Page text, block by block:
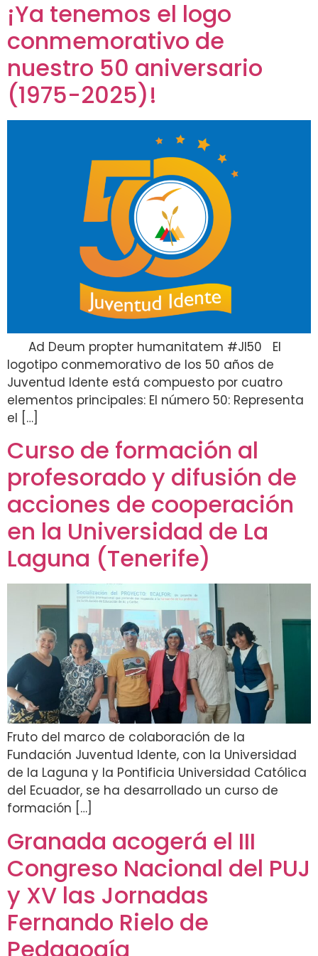
¡Ya tenemos el logo
conmemorativo de
nuestro 50 aniversario
(1975-2025)!
Ad Deum propter humanitatem #JI50 El
logotipo conmemorativo de los 50 años de
Juventud Idente está compuesto por cuatro
elementos principales: El número 50: Representa
el […]
Curso de formación al
profesorado y difusión de
acciones de cooperación
en la Universidad de La
Laguna (Tenerife)
Fruto del marco de colaboración de la
Fundación Juventud Idente, con la Universidad
de la Laguna y la Pontificia Universidad Católica
del Ecuador, se ha desarrollado un curso de
formación […]
Granada acogerá el III
Congreso Nacional del PUJ
y XV las Jornadas
Fernando Rielo de
Pedagogía